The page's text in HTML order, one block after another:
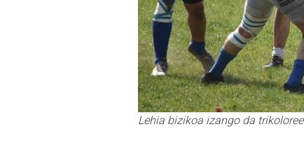
Lehia bizikoa izango da